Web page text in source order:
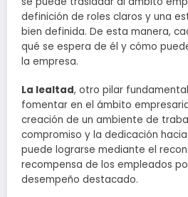
definición de roles claros y una
bien definida. De esta manera,
qué se espera de él y cómo
la empresa.
La lealtad, otro pilar
fomentar en el ámbito
creación de un ambiente de
compromiso y la dedicación
puede lograrse mediante el
recompensa de los empleados
desempeño destacado.